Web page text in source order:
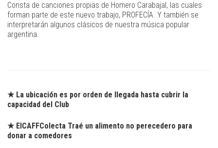
Consta de canciones propias de Homero Carabajal, las cuales
forman parte de este nuevo trabajo, PROFECÍA. Y también se
interpretarán algunos clásicos de nuestra música popular
argentina.
★ La ubicación es por orden de llegada hasta cubrir la
capacidad del Club
★ ElCAFFColecta Traé un alimento no perecedero para
donar a comedores